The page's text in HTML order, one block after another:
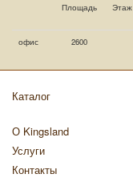
Площадь Этаж
офис 2600
Каталог
О Kingsland
Услуги
Контакты